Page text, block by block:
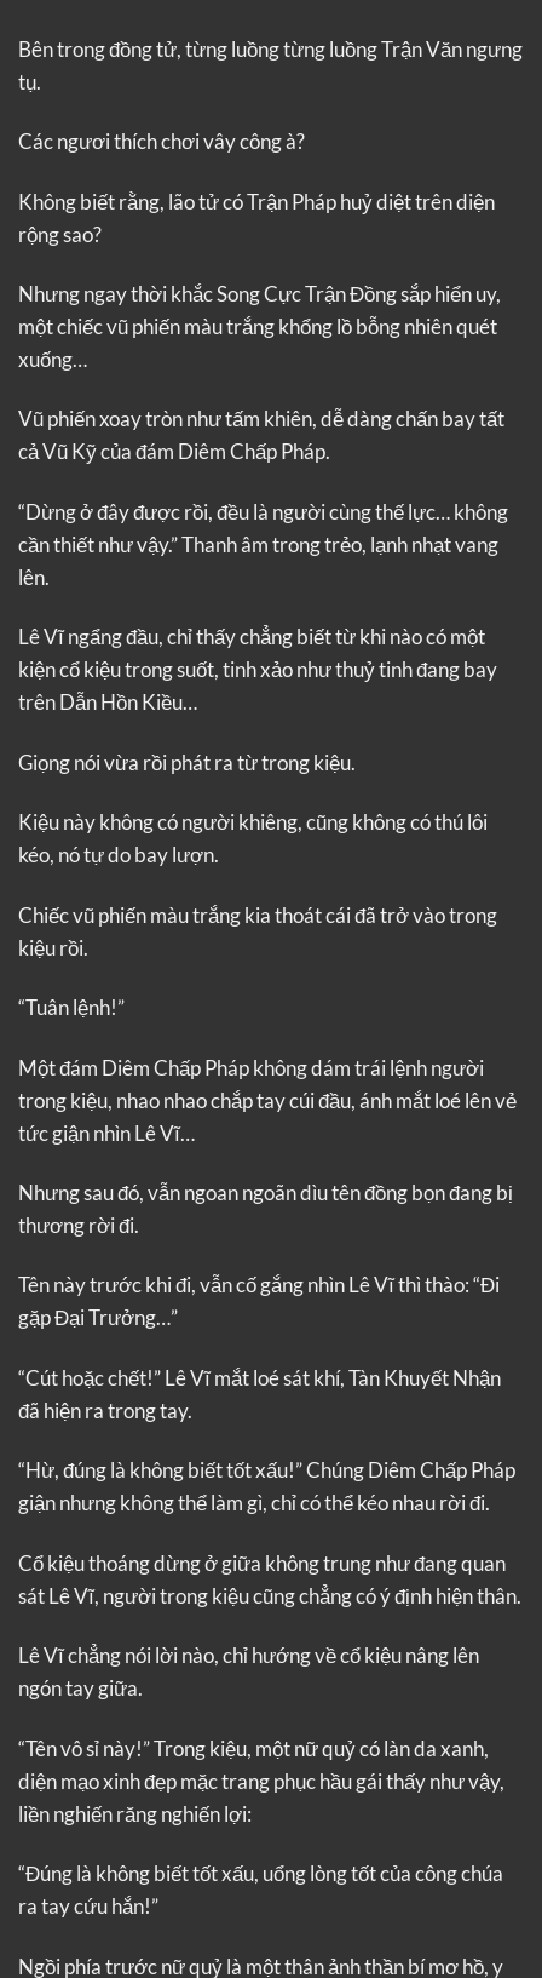
Bên trong đồng tử, từng luồng từng luồng Trận Văn ngưng
tụ.
Các ngươi thích chơi vây công à?
Không biết rằng, lão tử có Trận Pháp huỷ diệt trên diện
rộng sao?
Nhưng ngay thời khắc Song Cực Trận Đồng sắp hiển uy,
một chiếc vũ phiến màu trắng khổng lồ bỗng nhiên quét
xuống…
Vũ phiến xoay tròn như tấm khiên, dễ dàng chấn bay tất
cả Vũ Kỹ của đám Diêm Chấp Pháp.
“Dừng ở đây được rồi, đều là người cùng thế lực… không
cần thiết như vậy.” Thanh âm trong trẻo, lạnh nhạt vang
lên.
Lê Vĩ ngẩng đầu, chỉ thấy chẳng biết từ khi nào có một
kiện cổ kiệu trong suốt, tinh xảo như thuỷ tinh đang bay
trên Dẫn Hồn Kiều…
Giọng nói vừa rồi phát ra từ trong kiệu.
Kiệu này không có người khiêng, cũng không có thú lôi
kéo, nó tự do bay lượn.
Chiếc vũ phiến màu trắng kia thoát cái đã trở vào trong
kiệu rồi.
“Tuân lệnh!”
Một đám Diêm Chấp Pháp không dám trái lệnh người
trong kiệu, nhao nhao chắp tay cúi đầu, ánh mắt loé lên vẻ
tức giận nhìn Lê Vĩ…
Nhưng sau đó, vẫn ngoan ngoãn dìu tên đồng bọn đang bị
thương rời đi.
Tên này trước khi đi, vẫn cố gắng nhìn Lê Vĩ thì thào: “Đi
gặp Đại Trưởng…”
“Cút hoặc chết!” Lê Vĩ mắt loé sát khí, Tàn Khuyết Nhận
đã hiện ra trong tay.
“Hừ, đúng là không biết tốt xấu!” Chúng Diêm Chấp Pháp
giận nhưng không thể làm gì, chỉ có thể kéo nhau rời đi.
Cổ kiệu thoáng dừng ở giữa không trung như đang quan
sát Lê Vĩ, người trong kiệu cũng chẳng có ý định hiện thân.
Lê Vĩ chẳng nói lời nào, chỉ hướng về cổ kiệu nâng lên
ngón tay giữa.
“Tên vô sỉ này!” Trong kiệu, một nữ quỷ có làn da xanh,
diện mạo xinh đẹp mặc trang phục hầu gái thấy như vậy,
liền nghiến răng nghiến lợi:
“Đúng là không biết tốt xấu, uổng lòng tốt của công chúa
ra tay cứu hắn!”
Ngồi phía trước nữ quỷ là một thân ảnh thần bí mơ hồ, y